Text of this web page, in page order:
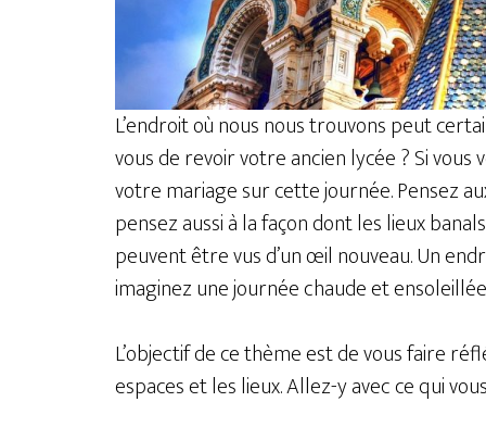
L’endroit où nous nous trouvons peut
vous de revoir votre ancien lycée ? Si
votre mariage sur cette journée. Pensez
pensez aussi à la façon dont les lieux
peuvent être vus d’un œil nouveau. Un
imaginez une journée chaude et
L’objectif de ce thème est de vous faire
espaces et les lieux. Allez-y avec ce qui